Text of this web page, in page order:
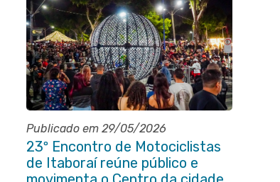
Publicado em 29/05/2026
23º Encontro de Motociclistas
de Itaboraí reúne público e